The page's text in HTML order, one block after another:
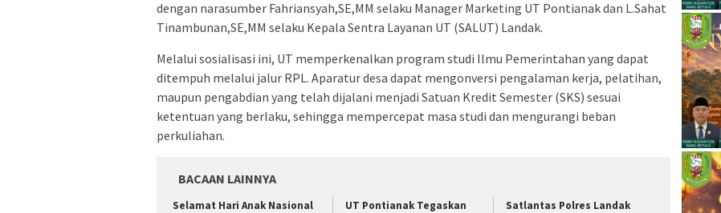
dengan narasumber Fahriansyah,SE,MM selaku Manager Marketing UT Pontianak dan L.Sahat
Tinambunan,SE,MM selaku Kepala Sentra Layanan UT (SALUT) Landak.
Melalui sosialisasi ini, UT memperkenalkan program studi Ilmu Pemerintahan yang dapat
ditempuh melalui jalur RPL. Aparatur desa dapat mengonversi pengalaman kerja, pelatihan,
maupun pengabdian yang telah dijalani menjadi Satuan Kredit Semester (SKS) sesuai
ketentuan yang berlaku, sehingga mempercepat masa studi dan mengurangi beban
perkuliahan.
BACAAN LAINNYA
Selamat Hari Anak Nasional
UT Pontianak Tegaskan
Satlantas Polres Landak